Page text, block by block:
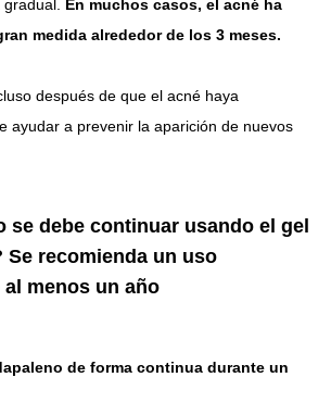
En muchos casos, el acné ha
medida alrededor de los 3 meses.
después de que el acné haya
ayudar a prevenir la aparición de nuevos
se debe continuar usando el gel
Se recomienda un uso
menos un año
de forma continua durante un